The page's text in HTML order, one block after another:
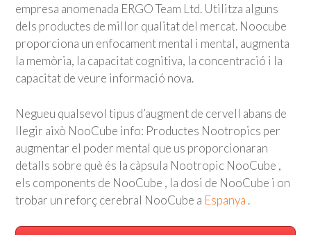
empresa anomenada ERGO Team Ltd. Utilitza alguns
dels productes de millor qualitat del mercat. Noocube
proporciona un enfocament mental i mental, augmenta
la memòria, la capacitat cognitiva, la concentració i la
capacitat de veure informació nova.
Negueu qualsevol tipus d’augment de cervell abans de
llegir això NooCube info: Productes Nootropics per
augmentar el poder mental que us proporcionaran
detalls sobre què és la càpsula Nootropic NooCube ,
els components de NooCube , la dosi de NooCube i on
trobar un reforç cerebral NooCube a Espanya .